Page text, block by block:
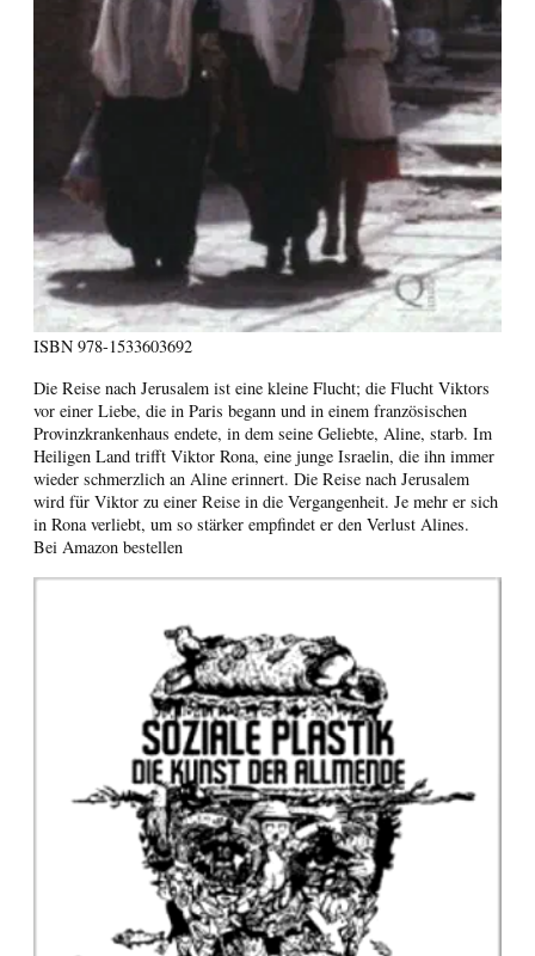
ISBN 978-1533603692
Die Reise nach Jerusalem ist eine kleine Flucht; die Flucht Viktors
vor einer Liebe, die in Paris begann und in einem französischen
Provinzkrankenhaus endete, in dem seine Geliebte, Aline, starb. Im
Heiligen Land trifft Viktor Rona, eine junge Israelin, die ihn immer
wieder schmerzlich an Aline erinnert. Die Reise nach Jerusalem
wird für Viktor zu einer Reise in die Vergangenheit. Je mehr er sich
in Rona verliebt, um so stärker empfindet er den Verlust Alines.
Bei Amazon bestellen